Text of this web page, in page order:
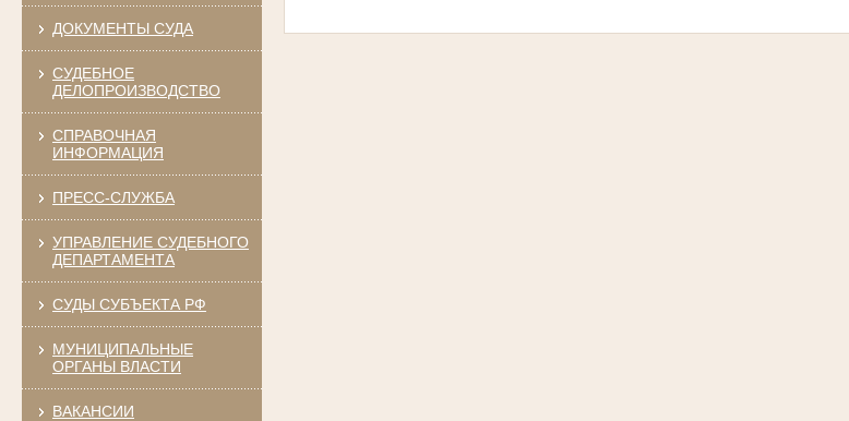
ДОКУМЕНТЫ СУДА
СУДЕБНОЕ
ДЕЛОПРОИЗВОДСТВО
СПРАВОЧНАЯ
ИНФОРМАЦИЯ
ПРЕСС-СЛУЖБА
УПРАВЛЕНИЕ СУДЕБНОГО
ДЕПАРТАМЕНТА
СУДЫ СУБЪЕКТА РФ
МУНИЦИПАЛЬНЫЕ
ОРГАНЫ ВЛАСТИ
ВАКАНСИИ